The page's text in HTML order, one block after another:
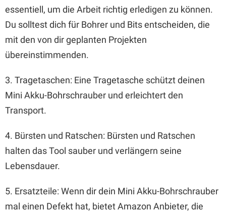
essentiell, um die Arbeit richtig erledigen zu können.
Du solltest dich für Bohrer und Bits entscheiden, die
mit den von dir geplanten Projekten
übereinstimmenden.
3. Tragetaschen: Eine Tragetasche schützt deinen
Mini Akku-Bohrschrauber und erleichtert den
Transport.
4. Bürsten und Ratschen: Bürsten und Ratschen
halten das Tool sauber und verlängern seine
Lebensdauer.
5. Ersatzteile: Wenn dir dein Mini Akku-Bohrschrauber
mal einen Defekt hat, bietet Amazon Anbieter, die